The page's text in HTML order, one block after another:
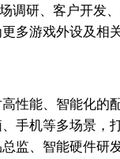
调研、客户开发
游戏外设及相
性能、智能化
手机等多场景
监、智能硬件